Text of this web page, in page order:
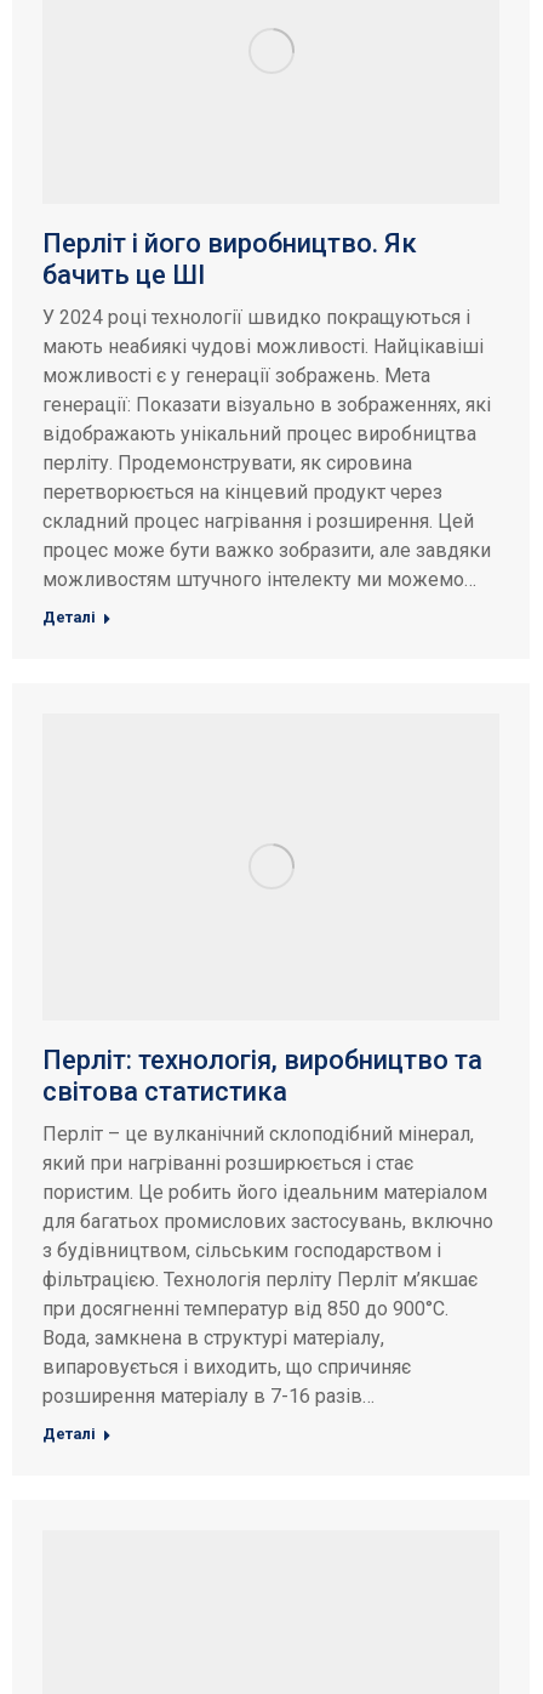
Перліт і його виробництво. Як
бачить це ШІ
У 2024 році технології швидко покращуються і
мають неабиякі чудові можливості. Найцікавіші
можливості є у генерації зображень. Мета
генерації: Показати візуально в зображеннях, які
відображають унікальний процес виробництва
перліту. Продемонструвати, як сировина
перетворюється на кінцевий продукт через
складний процес нагрівання і розширення. Цей
процес може бути важко зобразити, але завдяки
можливостям штучного інтелекту ми можемо…
Деталі
Перліт: технологія, виробництво та
світова статистика
Перліт – це вулканічний склоподібний мінерал,
який при нагріванні розширюється і стає
пористим. Це робить його ідеальним матеріалом
для багатьох промислових застосувань, включно
з будівництвом, сільським господарством і
фільтрацією. Технологія перліту Перліт м’якшає
при досягненні температур від 850 до 900°C.
Вода, замкнена в структурі матеріалу,
випаровується і виходить, що спричиняє
розширення матеріалу в 7-16 разів…
Деталі